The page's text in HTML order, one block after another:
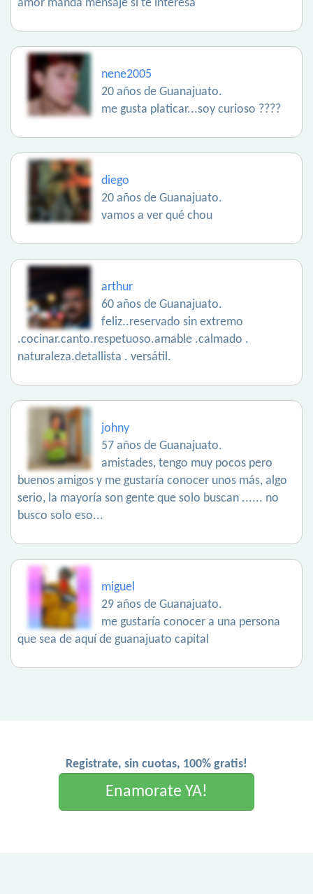
amor manda mensaje si te interesa
nene2005
20 años de Guanajuato.
me gusta platicar...soy curioso ????
diego
20 años de Guanajuato.
vamos a ver qué chou
arthur
60 años de Guanajuato.
feliz..reservado sin extremo
.cocinar.canto.respetuoso.amable .calmado .
naturaleza.detallista . versátil.
johny
57 años de Guanajuato.
amistades, tengo muy pocos pero
buenos amigos y me gustaría conocer unos más, algo
serio, la mayoría son gente que solo buscan ...... no
busco solo eso...
miguel
29 años de Guanajuato.
me gustaría conocer a una persona
que sea de aquí de guanajuato capital
Registrate, sin cuotas, 100% gratis!
Enamorate YA!